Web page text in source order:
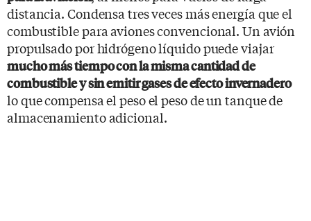
distancia. Condensa tres veces más energía que el
combustible para aviones convencional. Un avión
propulsado por hidrógeno líquido puede viajar
mucho más tiempo con la misma cantidad de
combustible y sin emitir gases de efecto invernadero
lo que compensa el peso el peso de un tanque de
almacenamiento adicional.